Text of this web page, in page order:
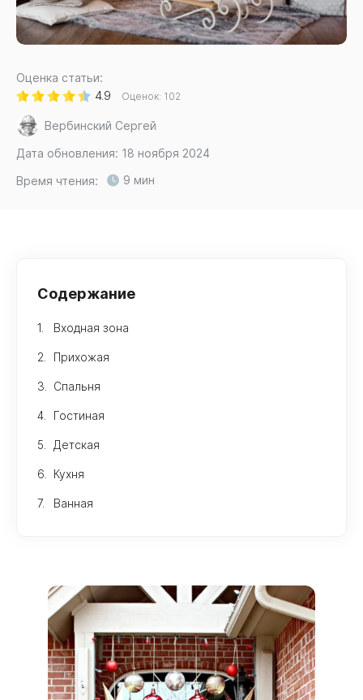
Оценка статьи:
4.9 Оценок: 102
Вербинский Сергей
Дата обновления: 18 ноября 2024
Время чтения:
9 мин
Содержание
Входная зона
Прихожая
Спальня
Гостиная
Детская
Кухня
Ванная